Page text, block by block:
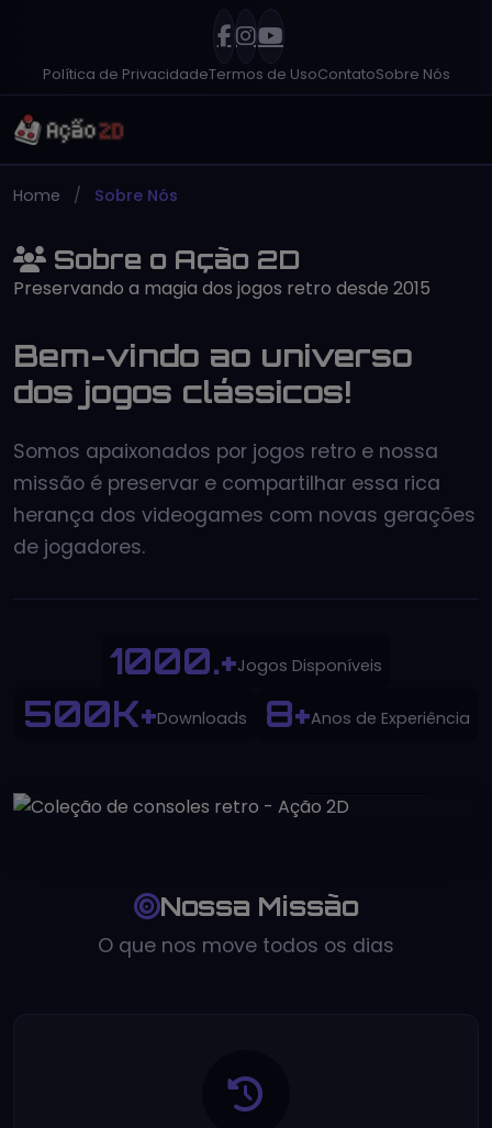
Política de PrivacidadeTermos de UsoContatoSobre Nós
Home Sobre Nós
Sobre o Ação 2D
Preservando a magia dos jogos retro desde 2015
Bem-vindo ao universo
dos jogos clássicos!
Somos apaixonados por jogos retro e nossa
missão é preservar e compartilhar essa rica
herança dos videogames com novas gerações
de jogadores.
1000.+Jogos Disponíveis
500K+Downloads 8+Anos de Experiência
Nossa Missão
O que nos move todos os dias